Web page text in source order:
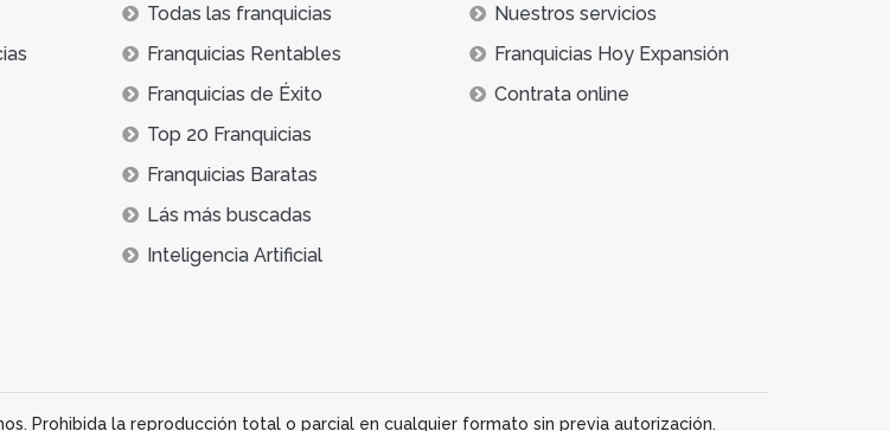
Todas las franquicias
Franquicias Rentables
Franquicias de Éxito
Top 20 Franquicias
Franquicias Baratas
Lás más buscadas
Inteligencia Artificial
Nuestros servicios
Franquicias Hoy Expansión
Contrata online
Prohibida la reproducción total o parcial en cualquier formato sin previa autorización.